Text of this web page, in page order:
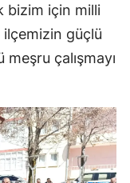
bizim için milli
güçlü
çalışmayı